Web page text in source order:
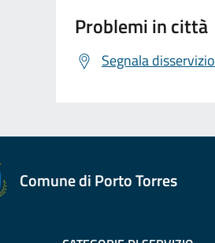
Problemi in città
Segnala disservizio
Comune di Porto Torres